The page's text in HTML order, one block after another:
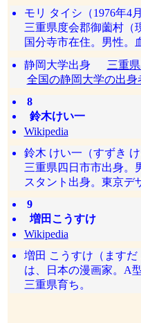
モリ タイシ（1976年4
三重県度会郡御薗村（
国分寺市在住。男性。
静岡大学出身 三重
全国の静岡大学の出身
8
鈴木けい一
Wikipedia
鈴木 けい一（すずき
三重県四日市市出身。
スタント出身。東京デ
9
増田こうすけ
Wikipedia
増田 こうすけ（ますだ
は、日本の漫画家。A
三重県育ち。